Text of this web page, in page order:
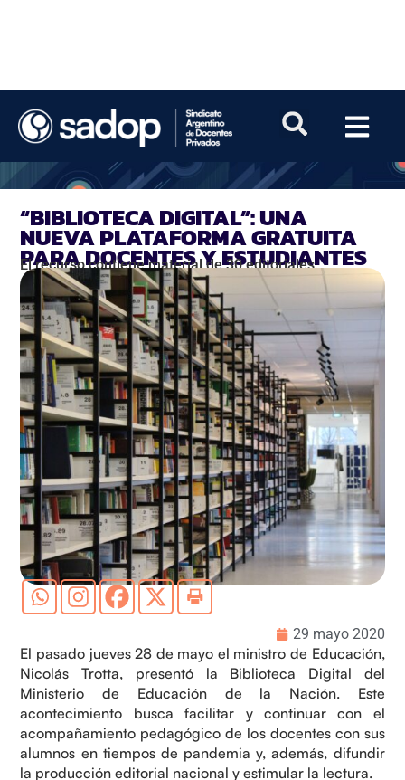
“BIBLIOTECA DIGITAL”: UNA
NUEVA PLATAFORMA GRATUITA
PARA DOCENTES Y ESTUDIANTES
El recurso contiene material de 30 editoriales.
29 mayo 2020
El pasado jueves 28 de mayo el ministro de Educación,
Nicolás Trotta, presentó la Biblioteca Digital del
Ministerio de Educación de la Nación. Este
acontecimiento busca facilitar y continuar con el
acompañamiento pedagógico de los docentes con sus
alumnos en tiempos de pandemia y, además, difundir
la producción editorial nacional y estimular la lectura.